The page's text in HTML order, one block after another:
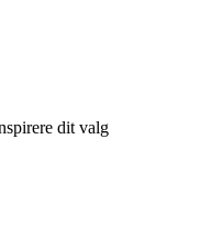
dit valg